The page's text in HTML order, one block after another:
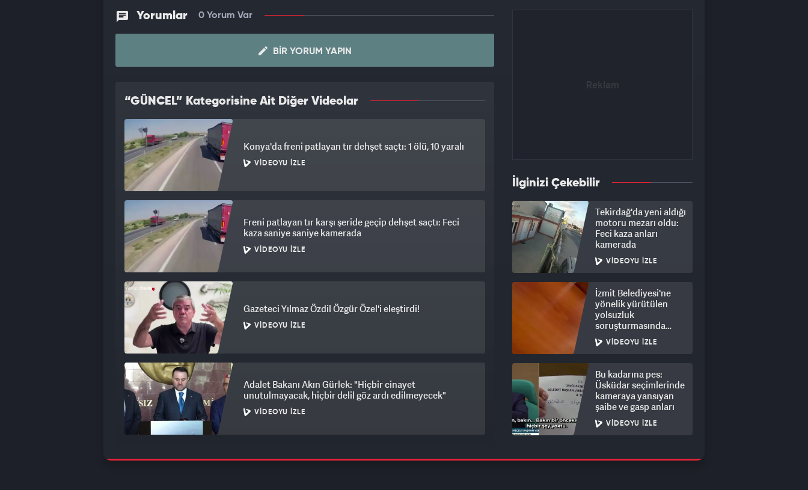
Yorumlar 0 Yorum Var
BIR YORUM YAPIN
“GÜNCEL” Kategorisine Ait Diğer Videolar
Konya'da freni patlayan tır dehşet saçtı: 1 ölü, 10 yaralı
VIDEOYU İZLE
Freni patlayan tır karşı şeride geçip dehşet saçtı: Feci
kaza saniye saniye kamerada
VIDEOYU İZLE
Gazeteci Yılmaz Özdil Özgür Özel'i eleştirdi!
VIDEOYU İZLE
Adalet Bakanı Akın Gürlek: "Hiçbir cinayet
unutulmayacak, hiçbir delil göz ardı edilmeyecek"
VIDEOYU İZLE
İlginizi Çekebilir
Tekirdağ'da yeni aldığı
motoru mezarı oldu:
Feci kaza anları
kamerada
VIDEOYU İZLE
İzmit Belediyesi'ne
yönelik yürütülen
yolsuzluk
soruşturmasında
rüşvet görüntüleri
ortaya çıktı
VIDEOYU İZLE
Bu kadarına pes:
Üsküdar seçimlerinde
kameraya yansıyan
şaibe ve gasp anları
VIDEOYU İZLE